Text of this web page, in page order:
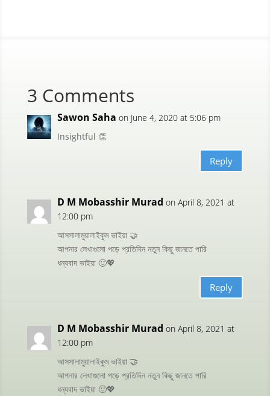
3 Comments
Sawon Saha on June 4, 2020 at 5:06 pm
Insightful 👏
Reply
D M Mobasshir Murad on April 8, 2021 at
12:00 pm
আসসালামুয়ালাইকুম ভাইয়া 🤝
আপনার লেখাগুলো পড়ে প্রতিদিন নতুন কিছু জানতে পারি
ধন্যবাদ ভাইয়া 🙂💖
Reply
D M Mobasshir Murad on April 8, 2021 at
12:00 pm
আসসালামুয়ালাইকুম ভাইয়া 🤝
আপনার লেখাগুলো পড়ে প্রতিদিন নতুন কিছু জানতে পারি
ধন্যবাদ ভাইয়া 🙂💖